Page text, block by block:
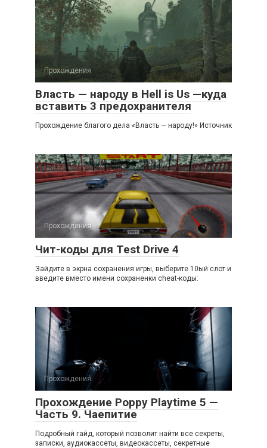
Прохождения
Власть — народу в Hell is Us —куда
вставить 3 предохранителя
Прохождение благого дела «Власть — народу!» Источник
Прохождения
Чит-коды для Test Drive 4
Зайдите в экрна сохранения игры, выберите 10ый слот и
введите вместо имени сохраненки cheat-коды:
Прохождения
Прохождение Poppy Playtime 5 —
Часть 9. Чаепитие
Подробный гайд, который позволит найти все секреты,
записки, аудиокассеты, видеокассеты, секретные